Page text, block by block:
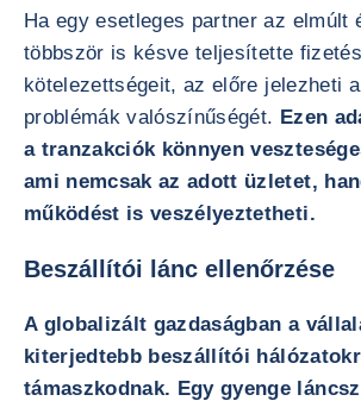
Ha egy esetleges partner az elmúlt
többször is késve teljesítette
kötelezettségeit, az előre jelezheti
problémák valószínűségét. Ezen
a tranzakciók könnyen
ami nemcsak az adott üzletet,
működést is veszélyeztetheti.
Beszállítói lánc ellenőrzése
A globalizált gazdaságban a
kiterjedtebb beszállítói
támaszkodnak. Egy gyenge